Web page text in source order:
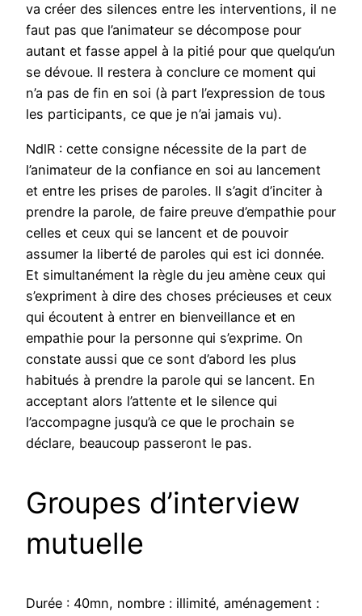
va créer des silences entre les interventions, il ne
faut pas que l’animateur se décompose pour
autant et fasse appel à la pitié pour que quelqu’un
se dévoue. Il restera à conclure ce moment qui
n’a pas de fin en soi (à part l’expression de tous
les participants, ce que je n’ai jamais vu).
NdlR : cette consigne nécessite de la part de
l’animateur de la confiance en soi au lancement
et entre les prises de paroles. Il s’agit d’inciter à
prendre la parole, de faire preuve d’empathie pour
celles et ceux qui se lancent et de pouvoir
assumer la liberté de paroles qui est ici donnée.
Et simultanément la règle du jeu amène ceux qui
s’expriment à dire des choses précieuses et ceux
qui écoutent à entrer en bienveillance et en
empathie pour la personne qui s’exprime. On
constate aussi que ce sont d’abord les plus
habitués à prendre la parole qui se lancent. En
acceptant alors l’attente et le silence qui
l’accompagne jusqu’à ce que le prochain se
déclare, beaucoup passeront le pas.
Groupes d’interview
mutuelle
Durée : 40mn, nombre : illimité, aménagement :